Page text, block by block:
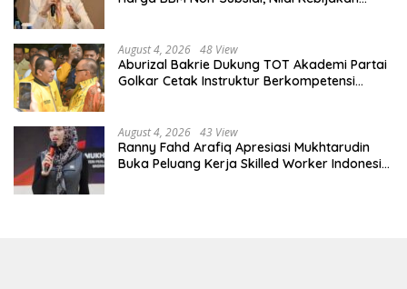
August 4, 2026 48 View
Aburizal Bakrie Dukung TOT Akademi Partai
Golkar Cetak Instruktur Berkompetensi
August 4, 2026 43 View
Ranny Fahd Arafiq Apresiasi Mukhtarudin
Buka Peluang Kerja Skilled Worker Indonesia